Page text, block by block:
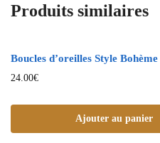
Produits similaires
Boucles d’oreilles Style Bohème
24.00€
Ajouter au panier